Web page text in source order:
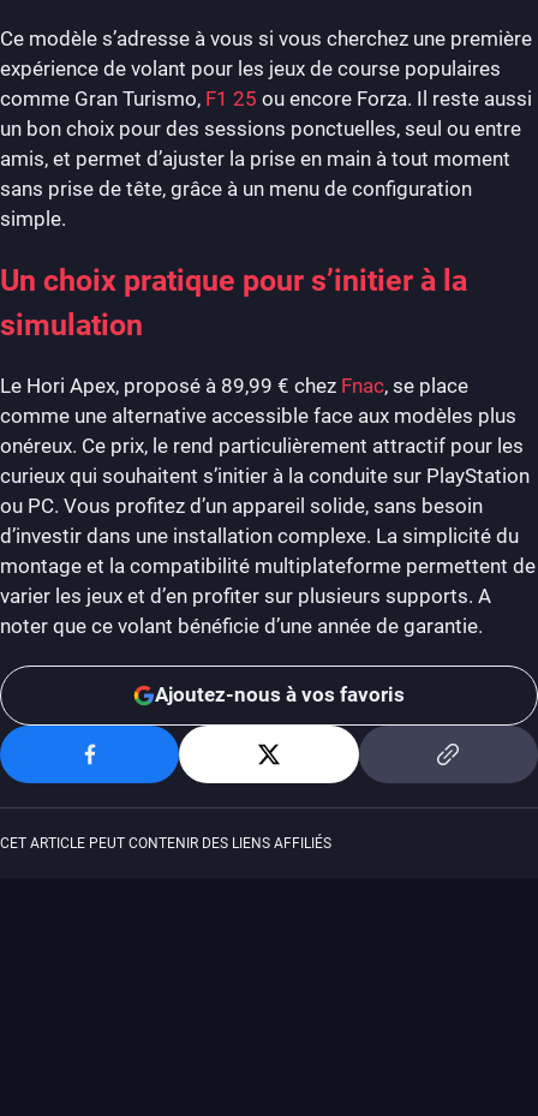
Ce modèle s’adresse à vous si vous cherchez une première
expérience de volant pour les jeux de course populaires
comme Gran Turismo, F1 25 ou encore Forza. Il reste aussi
un bon choix pour des sessions ponctuelles, seul ou entre
amis, et permet d’ajuster la prise en main à tout moment
sans prise de tête, grâce à un menu de configuration
simple.
Un choix pratique pour s’initier à la
simulation
Le Hori Apex, proposé à 89,99 € chez Fnac, se place
comme une alternative accessible face aux modèles plus
onéreux. Ce prix, le rend particulièrement attractif pour les
curieux qui souhaitent s’initier à la conduite sur PlayStation
ou PC. Vous profitez d’un appareil solide, sans besoin
d’investir dans une installation complexe. La simplicité du
montage et la compatibilité multiplateforme permettent de
varier les jeux et d’en profiter sur plusieurs supports. A
noter que ce volant bénéficie d’une année de garantie.
Ajoutez-nous à vos favoris
CET ARTICLE PEUT CONTENIR DES LIENS AFFILIÉS